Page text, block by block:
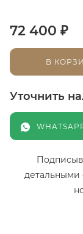
72 400 ₽
В
Уточнить
детальными